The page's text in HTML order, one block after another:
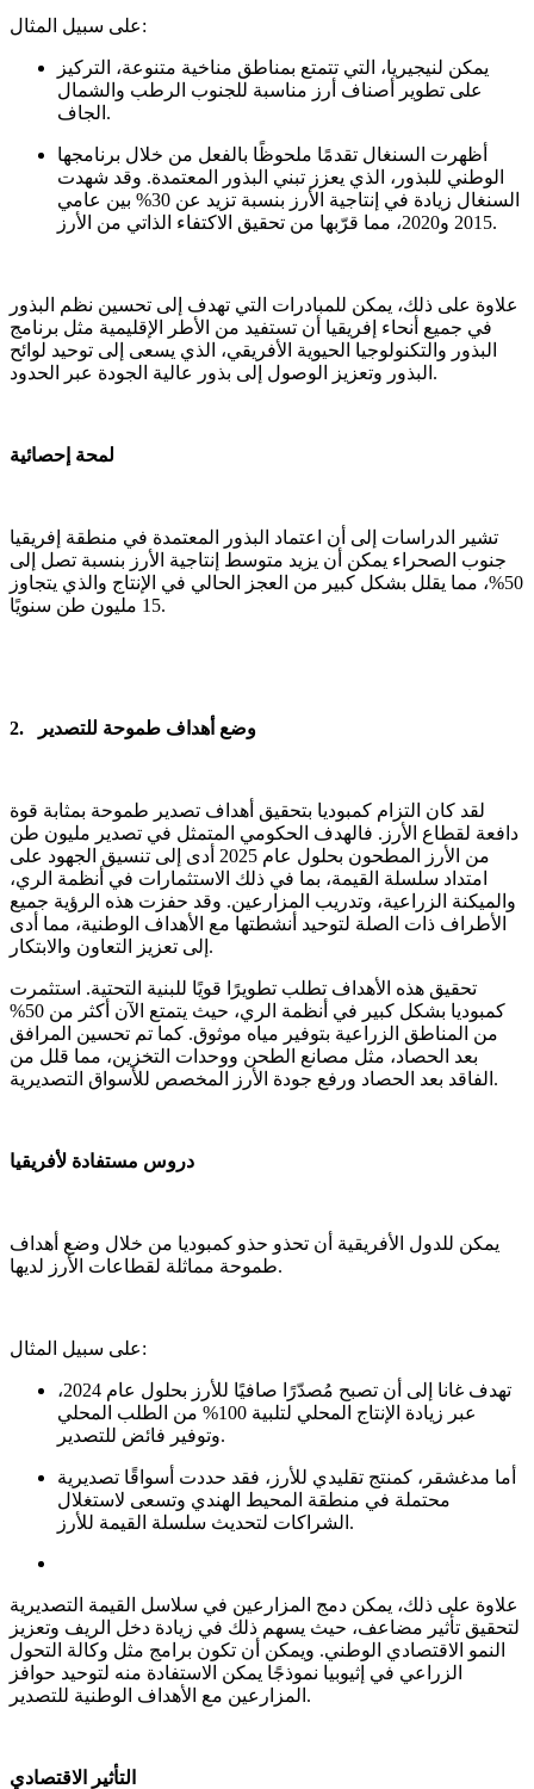
على سبيل المثال:
يمكن لنيجيريا، التي تتمتع بمناطق مناخية متنوعة، التركيز
على تطوير أصناف أرز مناسبة للجنوب الرطب والشمال
الجاف.
أظهرت السنغال تقدمًا ملحوظًا بالفعل من خلال برنامجها
الوطني للبذور، الذي يعزز تبني البذور المعتمدة. وقد شهدت
السنغال زيادة في إنتاجية الأرز بنسبة تزيد عن 30% بين عامي
2015 و2020، مما قرّبها من تحقيق الاكتفاء الذاتي من الأرز.
علاوة على ذلك، يمكن للمبادرات التي تهدف إلى تحسين نظم البذور
في جميع أنحاء إفريقيا أن تستفيد من الأطر الإقليمية مثل برنامج
البذور والتكنولوجيا الحيوية الأفريقي، الذي يسعى إلى توحيد لوائح
البذور وتعزيز الوصول إلى بذور عالية الجودة عبر الحدود.
لمحة إحصائية
تشير الدراسات إلى أن اعتماد البذور المعتمدة في منطقة إفريقيا
جنوب الصحراء يمكن أن يزيد متوسط إنتاجية الأرز بنسبة تصل إلى
50%، مما يقلل بشكل كبير من العجز الحالي في الإنتاج والذي يتجاوز
15 مليون طن سنويًا.
2. وضع أهداف طموحة للتصدير
لقد كان التزام كمبوديا بتحقيق أهداف تصدير طموحة بمثابة قوة
دافعة لقطاع الأرز. فالهدف الحكومي المتمثل في تصدير مليون طن
من الأرز المطحون بحلول عام 2025 أدى إلى تنسيق الجهود على
امتداد سلسلة القيمة، بما في ذلك الاستثمارات في أنظمة الري،
والميكنة الزراعية، وتدريب المزارعين. وقد حفزت هذه الرؤية جميع
الأطراف ذات الصلة لتوحيد أنشطتها مع الأهداف الوطنية، مما أدى
إلى تعزيز التعاون والابتكار.
تحقيق هذه الأهداف تطلب تطويرًا قويًا للبنية التحتية. استثمرت
كمبوديا بشكل كبير في أنظمة الري، حيث يتمتع الآن أكثر من 50%
من المناطق الزراعية بتوفير مياه موثوق. كما تم تحسين المرافق
بعد الحصاد، مثل مصانع الطحن ووحدات التخزين، مما قلل من
الفاقد بعد الحصاد ورفع جودة الأرز المخصص للأسواق التصديرية.
دروس مستفادة لأفريقيا
يمكن للدول الأفريقية أن تحذو حذو كمبوديا من خلال وضع أهداف
طموحة مماثلة لقطاعات الأرز لديها.
على سبيل المثال:
تهدف غانا إلى أن تصبح مُصدّرًا صافيًا للأرز بحلول عام 2024،
عبر زيادة الإنتاج المحلي لتلبية 100% من الطلب المحلي
وتوفير فائض للتصدير.
أما مدغشقر، كمنتج تقليدي للأرز، فقد حددت أسواقًا تصديرية
محتملة في منطقة المحيط الهندي وتسعى لاستغلال
الشراكات لتحديث سلسلة القيمة للأرز.
علاوة على ذلك، يمكن دمج المزارعين في سلاسل القيمة التصديرية
لتحقيق تأثير مضاعف، حيث يسهم ذلك في زيادة دخل الريف وتعزيز
النمو الاقتصادي الوطني. ويمكن أن تكون برامج مثل وكالة التحول
الزراعي في إثيوبيا نموذجًا يمكن الاستفادة منه لتوحيد حوافز
المزارعين مع الأهداف الوطنية للتصدير.
التأثير الاقتصادي